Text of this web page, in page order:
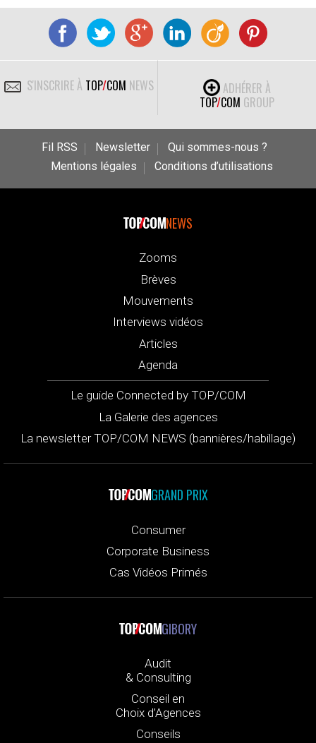
S'INSCRIRE À TOP/COM NEWS
ADHÉRER À
TOP/COM GROUP
Fil RSS Newsletter
Qui sommes-nous ?
Mentions légales
Conditions d’utilisations
NEWS
Zooms
Brèves
Mouvements
Interviews vidéos
Articles
Agenda
Le guide Connected by TOP/COM
La Galerie des agences
La newsletter TOP/COM NEWS (bannières/habillage)
GRAND PRIX
Consumer
Corporate Business
Cas Vidéos Primés
GIBORY
Audit
& Consulting
Conseil en
Choix d’Agences
Conseils